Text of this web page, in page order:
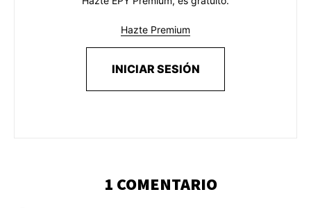
Hazte Premium
INICIAR SESIÓN
1 COMENTARIO